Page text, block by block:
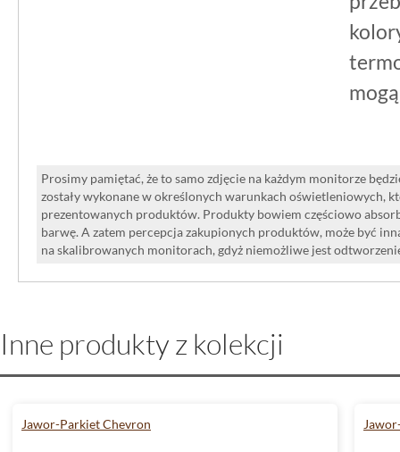
gotowym, ozdobnym układem, ten
Prosimy pamiętać, że to samo zdjęcie na każdym monitorze
zostały wykonane w określonych warunkach oświetleniowych,
prezentowanych produktów. Produkty bowiem częściowo
barwę. A zatem percepcja zakupionych produktów, może być
na skalibrowanych monitorach, gdyż niemożliwe jest
Inne produkty z kolekcji
Jawor-Parkiet Chevron